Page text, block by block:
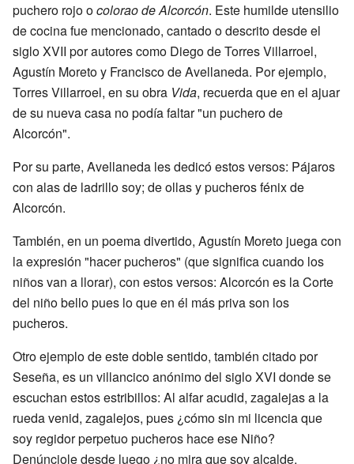
puchero rojo ocolorao de Alcorcón. Este humilde utensilio
de cocina fue mencionado, cantado o descrito desde el
siglo XVII por autores como Diego de Torres Villarroel,
Agustín Moreto y Francisco de Avellaneda. Por ejemplo,
Torres Villarroel, en su obra Vida, recuerda que en el ajuar
de su nueva casa no podía faltar "un puchero de
Alcorcón".
Por su parte, Avellaneda les dedicó estos versos: Pájaros
con alas de ladrillo soy; de ollas y pucheros fénix de
Alcorcón.
También, en un poema divertido, Agustín Moreto juega con
la expresión "hacer pucheros" (que significa cuando los
niños van a llorar), con estos versos: Alcorcón es la Corte
del niño bello pues lo que en él más priva son los
pucheros.
Otro ejemplo de este doble sentido, también citado por
Seseña, es un villancico anónimo del siglo XVI donde se
escuchan estos estribillos: Al alfar acudid, zagalejas a la
rueda venid, zagalejos, pues ¿cómo sin mi licencia que
soy regidor perpetuo pucheros hace ese Niño?
Denúnciole desde luego ¿no mira que soy alcalde,